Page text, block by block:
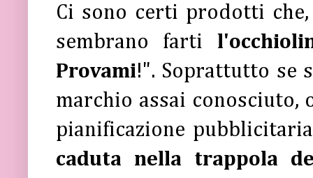
Ci sono certi prodotti
sembrano farti
Provami!". Soprattutto se
marchio assai conosciuto,
pianificazione
caduta nella trappola